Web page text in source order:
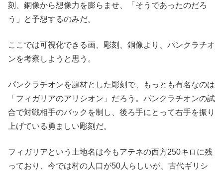
刻、銅像から想像力を膨らませ、「そうであったのだろ
う」と予想するのみだ。
ここでは可視化できる画、彫刻、銅像より、パンクラチオ
ンを考察しようと思う。
パンクラチオンを題材とした彫刻で、もっとも有名なのは
「フィガリアのアリシオン」だろう。パンクラチオンの試
合で対戦相手のバックを制し、後ろ手にとって右手を振り
上げている勇ましい彫刻だ。
フィガリアという土地名は今もアテネの西方250キロに残
っており、今では村の人口が50人らしいが、古代ギリシ